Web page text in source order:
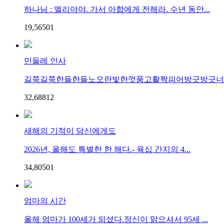
하나님 : 엘리야야. 가서 아합에게 전해라. 수년 동안...
19,56501
민들레 인사
길쭉길쭉한들한들노오란빛한껏품고활짝피어방긋방긋
32,68812
새해의 기적이 당신에게도
2026년, 올해도 특별한 한 해다.- 육십 간지의 4...
34,80501
엄마의 시간
올해 엄마가 100세가 되셨다.정신이 맑으셔서 95세 ...